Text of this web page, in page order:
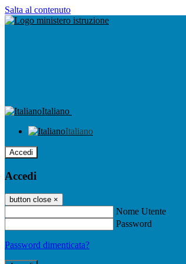
Salta al contenuto
Italiano
Italiano
Accedi
Accedi
button close ×
Nome Utente
Password
Password dimenticata?